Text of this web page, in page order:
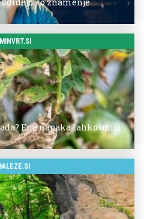
to znamenje
Ena napaka lahko uniči